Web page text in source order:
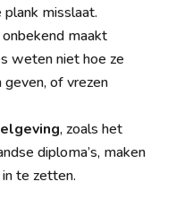
misslaat.
onbekend maakt
weten niet hoe ze
geven, of vrezen
, zoals het
diploma’s, maken
te zetten.